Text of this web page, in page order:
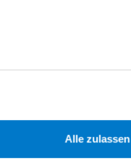
Alle zulassen